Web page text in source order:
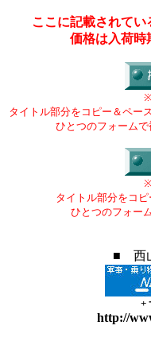
ここに記載されて
価格は入荷時
タイトル部分をコピー＆ペー
ひとつのフォーム
タイトル部分をコ
ひとつのフォー
■ 西
+
http://